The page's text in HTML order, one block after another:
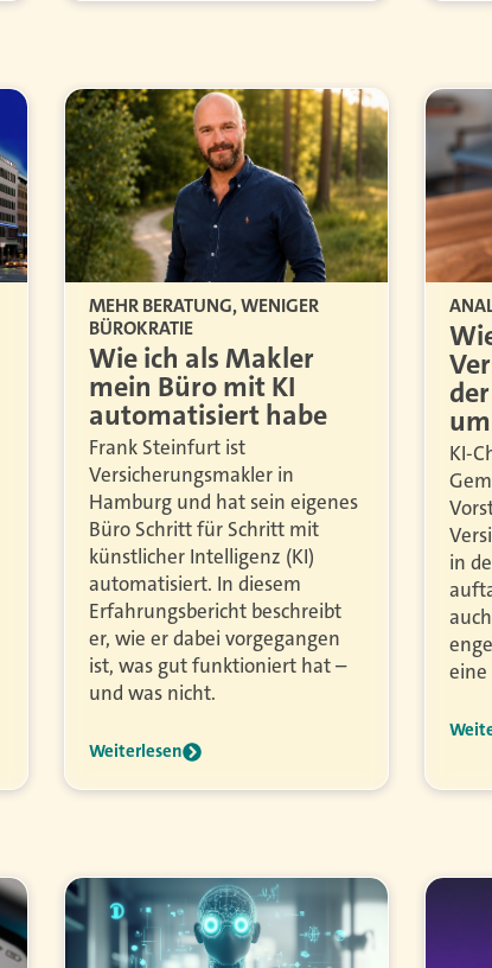
MEHR BERATUNG, WENIGER
BÜROKRATIE
Wie ich als Makler
mein Büro mit KI
automatisiert habe
Frank Steinfurt ist
Versicherungsmakler in
Hamburg und hat sein eigenes
Büro Schritt für Schritt mit
künstlicher Intelligenz (KI)
automatisiert. In diesem
Erfahrungsbericht beschreibt
er, wie er dabei vorgegangen
ist, was gut funktioniert hat –
und was nicht.
Weiterlesen
KI-
in
eine